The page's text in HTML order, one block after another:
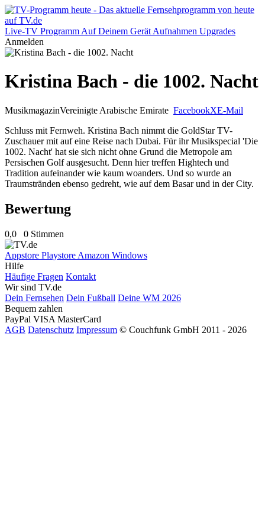
Live-TV Programm Auf Deinem Gerät Aufnahmen Upgrades
Anmelden
Kristina Bach - die 1002. Nacht
MusikmagazinVereinigte Arabische Emirate FacebookXE-Mail
Schluss mit Fernweh. Kristina Bach nimmt die GoldStar TV-
Zuschauer mit auf eine Reise nach Dubai. Für ihr Musikspecial 'Die
1002. Nacht' hat sie sich nicht ohne Grund die Metropole am
Persischen Golf ausgesucht. Denn hier treffen Hightech und
Tradition aufeinander wie kaum woanders. Und so wurde an
Traumstränden ebenso gedreht, wie auf dem Basar und in der City.
Bewertung
0,0 0 Stimmen
Appstore Playstore Amazon Windows
Hilfe
Häufige Fragen Kontakt
Wir sind TV.de
Dein Fernsehen Dein Fußball Deine WM 2026
Bequem zahlen
PayPal VISA MasterCard
AGB Datenschutz Impressum © Couchfunk GmbH 2011 - 2026